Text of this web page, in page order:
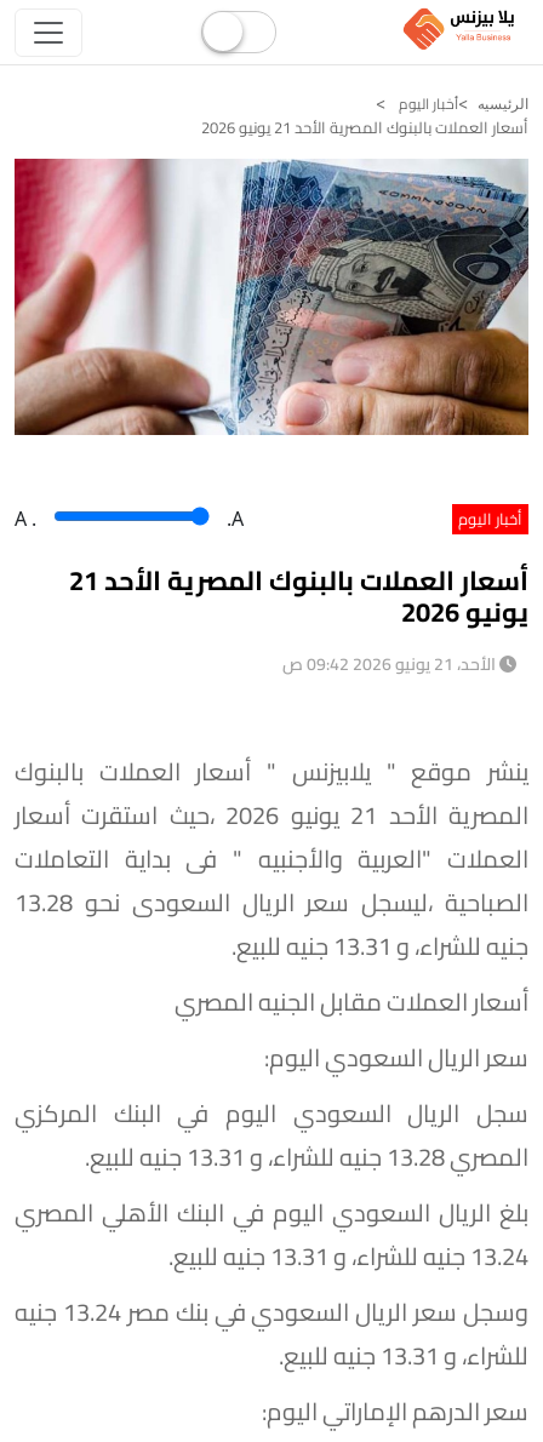
الرئيسيه أخبار اليوم
أسعار العملات بالبنوك المصرية الأحد 21 يونيو 2026
أخبار اليوم A . .A
أسعار العملات بالبنوك المصرية الأحد 21
يونيو 2026
الأحد، 21 يونيو 2026 09:42 ص
ينشر موقع " يلابيزنس " أسعار العملات بالبنوك
المصرية الأحد 21 يونيو 2026 ،حيث استقرت أسعار
العملات "العربية والأجنبيه " فى بداية التعاملات
الصباحية ،ليسجل سعر الريال السعودى نحو 13.28
جنيه للشراء، و 13.31 جنيه للبيع.
أسعار العملات مقابل الجنيه المصري
سعر الريال السعودي اليوم:
سجل الريال السعودي اليوم في البنك المركزي
المصري 13.28 جنيه للشراء، و 13.31 جنيه للبيع.
بلغ الريال السعودي اليوم في البنك الأهلي المصري
13.24 جنيه للشراء، و 13.31 جنيه للبيع.
وسجل سعر الريال السعودي في بنك مصر 13.24 جنيه
للشراء، و 13.31 جنيه للبيع.
سعر الدرهم الإماراتي اليوم: